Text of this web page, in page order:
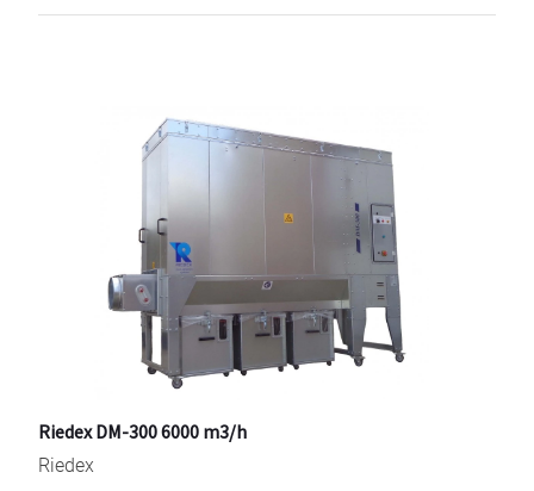
Riedex DM-300 6000 m3/h
Riedex